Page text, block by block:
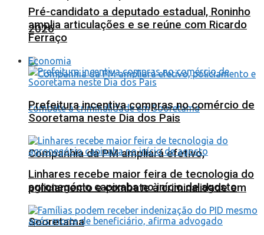
2026
Companhia da PM ampliará efetivo,
policiamento e combate à criminalidade em
Sooretama
Pré-candidato a deputado estadual, Roninho
amplia articulações e se reúne com Ricardo
Ferraço
Economia
Prefeitura incentiva compras no comércio de
Sooretama neste Dia dos Pais
Linhares recebe maior feira de tecnologia do
agronegócio capixaba no início de agosto